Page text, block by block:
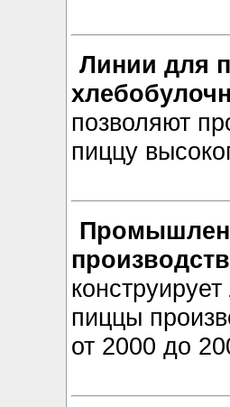
Линии для
позволяют
пиццу
пиццы
от 2000 до